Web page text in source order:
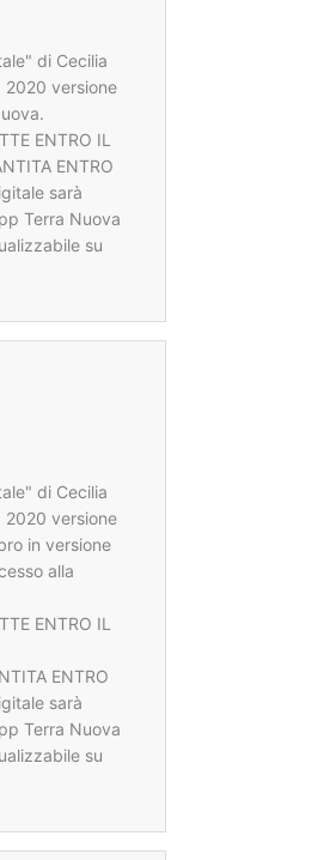
di Cecilia
2020 versione
ENTRO IL
ENTRO
sarà
Terra Nuova
su
di Cecilia
2020 versione
in versione
alla
ENTRO IL
ENTRO
sarà
Terra Nuova
su